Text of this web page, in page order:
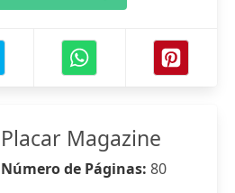
Placar Magazine
Número de Páginas: 80